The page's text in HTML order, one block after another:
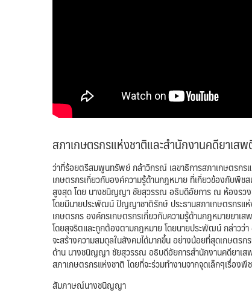
สภาเกษตรกรแห่งชาติและสำนักงานคดียาเส
ว่าที่ร้อยตรีสมพูนทรัพย์ กล้าวิกรณ์ เลขาธิการสภาเกษตรกร
เกษตรกรเกี่ยวกับองค์ความรู้ด้านกฎหมาย ที่เกี่ยวข้องกับพื
สูงสุด โดย นางชนิญญา ชัยสุวรรณ อธิบดีอัยการ ณ ห้องรวง
โดยมีนายประพัฒน์ ปัญญาชาติรักษ์ ประธานสภาเกษตรกรแห่
เกษตรกร องค์กรเกษตรกรเกี่ยวกับความรู้ด้านกฎหมายยา
โดยสุจริตและถูกต้องตามกฎหมาย โดยนายประพัฒน์ กล่าวว่
จะสร้างความสมดุลในสังคมได้มากขึ้น อย่างน้อยที่สุดเกษตร
ด้าน นางชนิญญา ชัยสุวรรณ อธิบดีอัยการสำนักงานคดียาเส
สภาเกษตรกรแห่งชาติ โดยที่จะร่วมทำงานจากจุดเล็กๆเรื่อ
สัมภาษณ์นางชนิญญา